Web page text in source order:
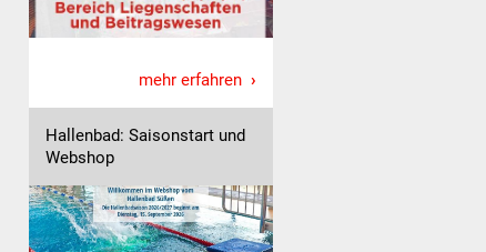
mehr erfahren
Hallenbad: Saisonstart und
Webshop